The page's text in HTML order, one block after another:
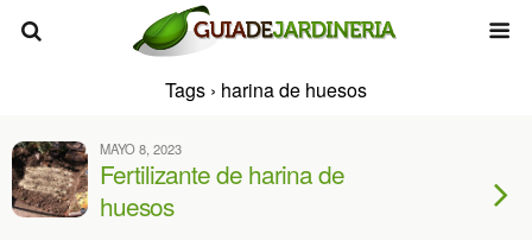
Tags › harina de huesos
MAYO 8, 2023
Fertilizante de harina de
huesos